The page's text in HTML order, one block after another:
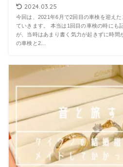
2024.03.25
今回は、2021年6月で2回目の車検を迎え
ていきます。 本当は1回目の車検の時にも
が、当時はあまり書く気力が起きずに時間
の車検と2...